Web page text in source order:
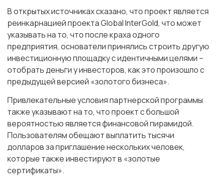
В открытых источниках сказано, что проект является
реинкарнацией проекта Global InterGold, что может
указывать на то, что после краха одного
предприятия, основатели принялись строить другую
инвестиционную площадку с идентичными целями –
отобрать деньги у инвесторов, как это произошло с
предыдущей версией «золотого бизнеса».
Привлекательные условия партнерской программы
также указывают на то, что проект с большой
вероятностью является финансовой пирамидой.
Пользователям обещают выплатить тысячи
долларов за приглашение нескольких человек,
которые также инвестируют в «золотые
сертификаты».